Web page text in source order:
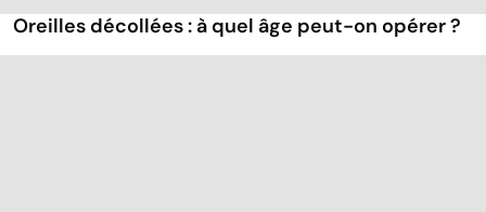
Oreilles décollées : à quel âge peut-on opérer ?